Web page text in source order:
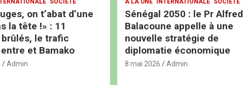
on t’abat d’une
la tête !» : 11
le trafic
et Bamako
Admin
Sénégal 2050 : le Pr Alfred
Balacoune appelle à une
nouvelle stratégie de
diplomatie économique
8 mai 2026 Admin